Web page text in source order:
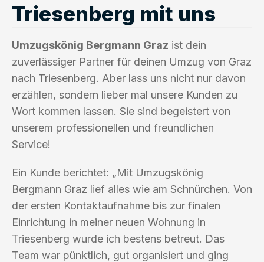
Triesenberg mit uns
Umzugskönig Bergmann Graz ist dein
zuverlässiger Partner für deinen Umzug von Graz
nach Triesenberg. Aber lass uns nicht nur davon
erzählen, sondern lieber mal unsere Kunden zu
Wort kommen lassen. Sie sind begeistert von
unserem professionellen und freundlichen
Service!
Ein Kunde berichtet: „Mit Umzugskönig
Bergmann Graz lief alles wie am Schnürchen. Von
der ersten Kontaktaufnahme bis zur finalen
Einrichtung in meiner neuen Wohnung in
Triesenberg wurde ich bestens betreut. Das
Team war pünktlich, gut organisiert und ging